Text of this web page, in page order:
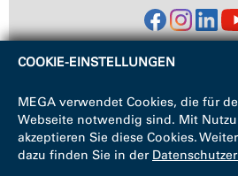
COOKIE-EINSTELLUNGEN
MEGA verwendet Cookies, die für
Webseite notwendig sind. Mit
akzeptieren Sie diese Cookies.
dazu finden Sie in der